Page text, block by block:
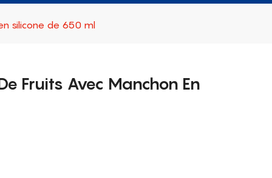
silicone de 650 ml
Fruits Avec Manchon En